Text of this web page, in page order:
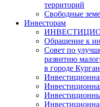
территорий
Свободные
Инвесторам
Обращение к
Совет по
развитию
в городе